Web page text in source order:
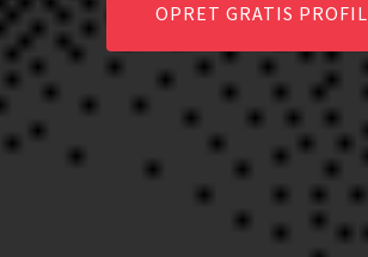
OPRET GRATIS PROFIL